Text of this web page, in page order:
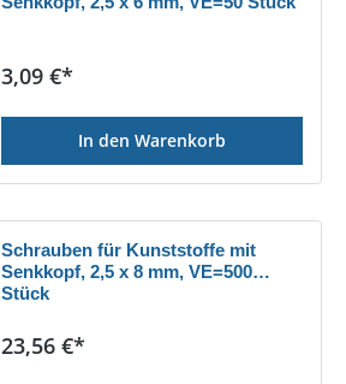
Regulärer Preis:
3,09 €*
In den Warenkorb
Schrauben für Kunststoffe mit
Senkkopf, 2,5 x 8 mm, VE=500
Stück
Regulärer Preis:
23,56 €*